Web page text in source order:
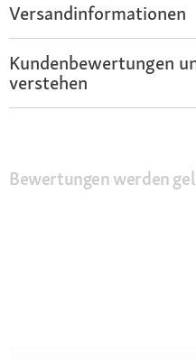
Versandinformationen
Kundenbewertungen
verstehen
Bewertungen werden